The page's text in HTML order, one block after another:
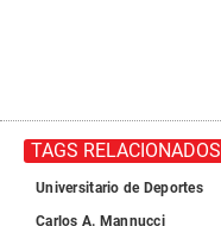
TAGS RELACIONADOS
Universitario de Deportes
Carlos A. Mannucci